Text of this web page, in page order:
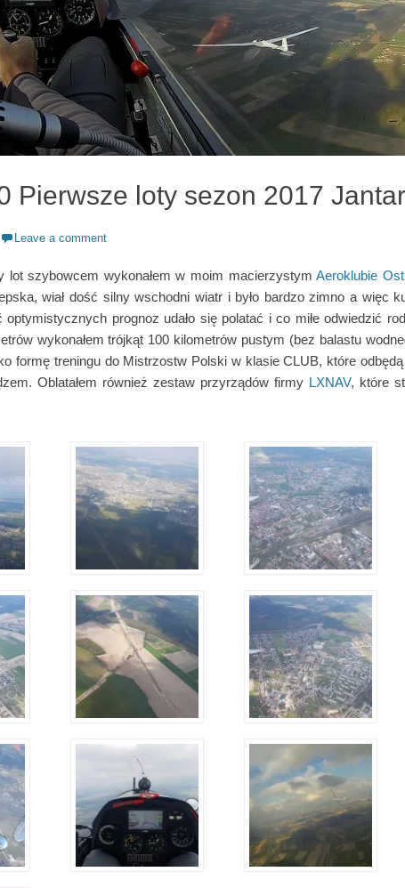
Pierwsze loty sezon 2017
Leave a comment
lot szybowcem wykonałem w moim macierzystymAeroklubie
wiał dość silny wschodni wiatr i było bardzo zimno a więc
prognoz udało się polatać i co miłe odwiedzić
wykonałem trójkąt 100 kilometrów pustym (bez balastu
formę treningu do Mistrzostw Polski w klasie CLUB, które
Oblatałem również zestaw przyrządów firmy LXNAV, które